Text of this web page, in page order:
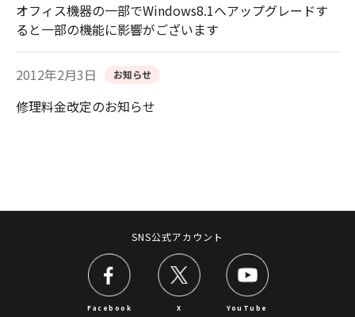
オフィス機器の一部でWindows8.1へアップグレードす
ると一部の機能に影響がございます
2012年2月3日 お知らせ
修理料金改定のお知らせ
SNS公式アカウント
Facebook X YouTube